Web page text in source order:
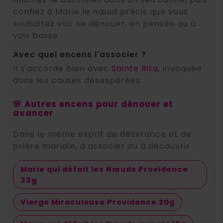
confiez à Marie le nœud précis que vous
souhaitez voir se dénouer, en pensée ou à
voix basse.
Avec quel encens l'associer ?
Il s'accorde bien avec Sainte Rita, invoquée
dans les causes désespérées.
🌸 Autres encens pour dénouer et
avancer
Dans le même esprit de délivrance et de
prière mariale, à associer ou à découvrir :
Marie qui défait les Nœuds Providence
33g
Vierge Miraculeuse Providence 20g